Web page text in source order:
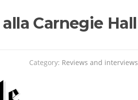
Carnegie Hall
Category: Reviews and interviews